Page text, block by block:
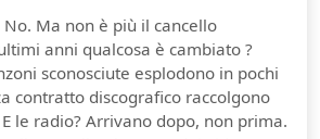
Ma non è più il cancello
anni qualcosa è cambiato ?
sconosciute esplodono in pochi
contratto discografico raccolgono
le radio? Arrivano dopo, non prima.